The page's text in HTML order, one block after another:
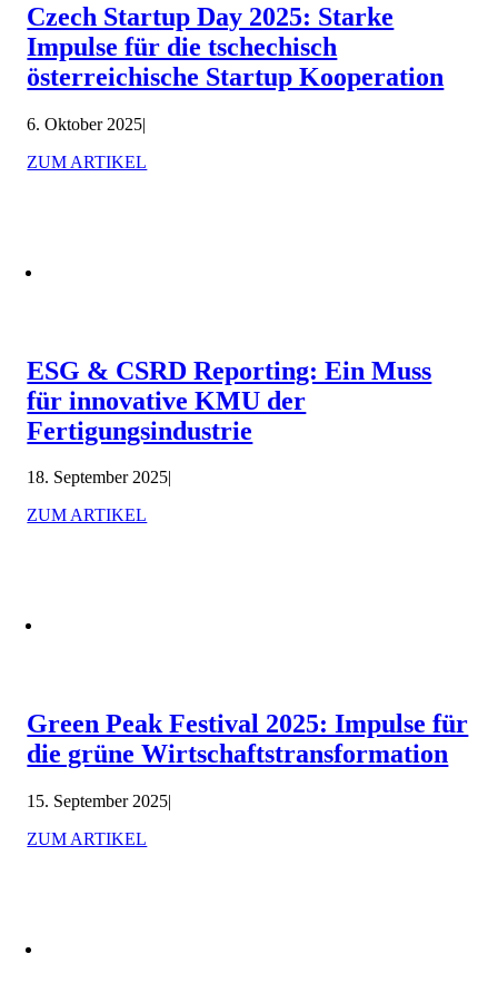
Czech Startup Day 2025: Starke
Impulse für die tschechisch
österreichische Startup Kooperation
6. Oktober 2025|
ZUM ARTIKEL
ESG & CSRD Reporting: Ein Muss
für innovative KMU der
Fertigungsindustrie
18. September 2025
ZUM ARTIKEL
Green Peak Festival 2025: Impulse für
die grüne Wirtschaftstransformation
15. September 2025|
ZUM ARTIKEL